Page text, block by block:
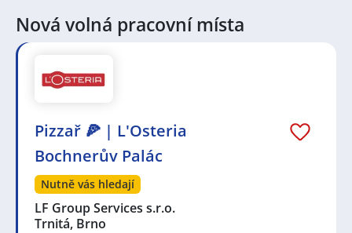
Nová volná pracovní místa
Pizzař 🍕 | L'Osteria
Bochnerův Palác
Nutně vás hledají
LF Group Services s.r.o.
Trnitá, Brno